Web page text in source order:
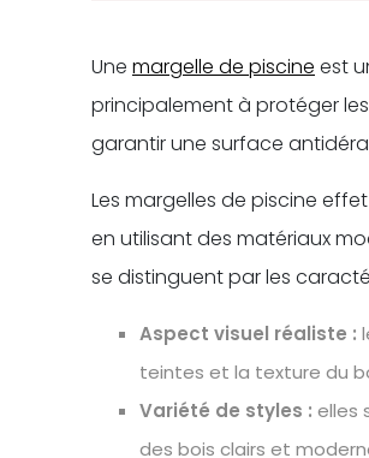
Une margelle de piscine est
principalement à protéger
garantir une surface
Les margelles de piscine
en utilisant des matériaux
se distinguent par les
Aspect visuel réaliste :
teintes et la texture du
Variété de styles : elles
des bois clairs et